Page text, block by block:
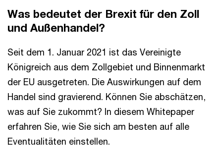
Was bedeutet der Brexit für den Zoll
und Außenhandel?
Seit dem 1. Januar 2021 ist das Vereinigte
Königreich aus dem Zollgebiet und Binnenmarkt
der EU ausgetreten. Die Auswirkungen auf dem
Handel sind gravierend. Können Sie abschätzen,
was auf Sie zukommt? In diesem Whitepaper
erfahren Sie, wie Sie sich am besten auf alle
Eventualitäten einstellen.